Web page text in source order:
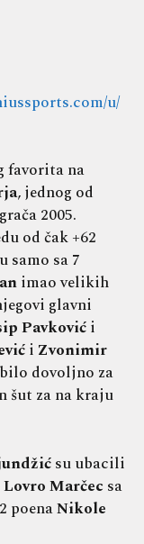
u/
favorita na
, jednog od
2005.
od čak +62
sa 7
imao velikih
glavni
Pavkovići
i Zvonimir
dovoljno za
šut za na kraju
su ubacili
Lovro Marčec sa
poenaNikole